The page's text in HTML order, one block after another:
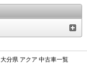
大分県 アクア 中古車一覧